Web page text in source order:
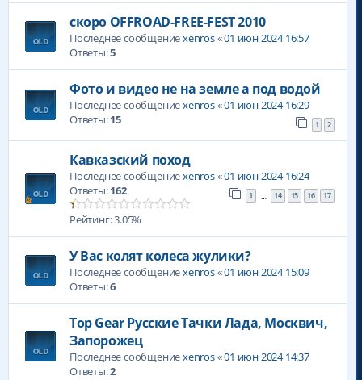
скоро OFFROAD-FREE-FEST 2010
Последнее сообщениеxenros«01 июн 2024 16:57
Ответы:5
Фото и видео не на земле а под водой
Последнее сообщениеxenros«01 июн 2024 16:29
Ответы:15 1 2
Кавказский поход
Последнее сообщениеxenros«01 июн 2024 16:24
Ответы:162 1 … 14 15 16 17
Рейтинг: 3.05%
У Вас колят колеса жулики?
Последнее сообщениеxenros«01 июн 2024 15:09
Ответы:6
Top Gear Русские Тачки Лада, Москвич,
Запорожец
Последнее сообщениеxenros«01 июн 2024 14:37
Ответы:2